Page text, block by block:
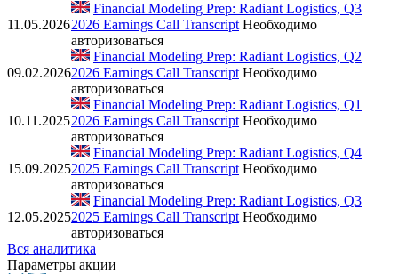
11.05.2026
Financial Modeling Prep: Radiant Logistics, Q3
2026 Earnings Call Transcript Необходимо
авторизоваться
09.02.2026
Financial Modeling Prep: Radiant Logistics, Q2
2026 Earnings Call Transcript Необходимо
авторизоваться
10.11.2025
Financial Modeling Prep: Radiant Logistics, Q1
2026 Earnings Call Transcript Необходимо
авторизоваться
15.09.2025
Financial Modeling Prep: Radiant Logistics, Q4
2025 Earnings Call Transcript Необходимо
авторизоваться
12.05.2025
Financial Modeling Prep: Radiant Logistics, Q3
2025 Earnings Call Transcript Необходимо
авторизоваться
Вся аналитика
Параметры акции